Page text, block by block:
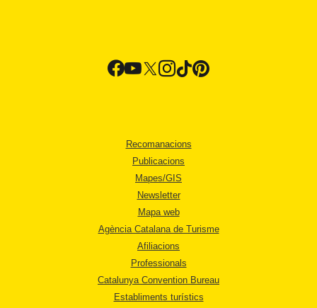
Recomanacions
Publicacions
Mapes/GIS
Newsletter
Mapa web
Agència Catalana de Turisme
Afiliacions
Professionals
Catalunya Convention Bureau
Establiments turístics